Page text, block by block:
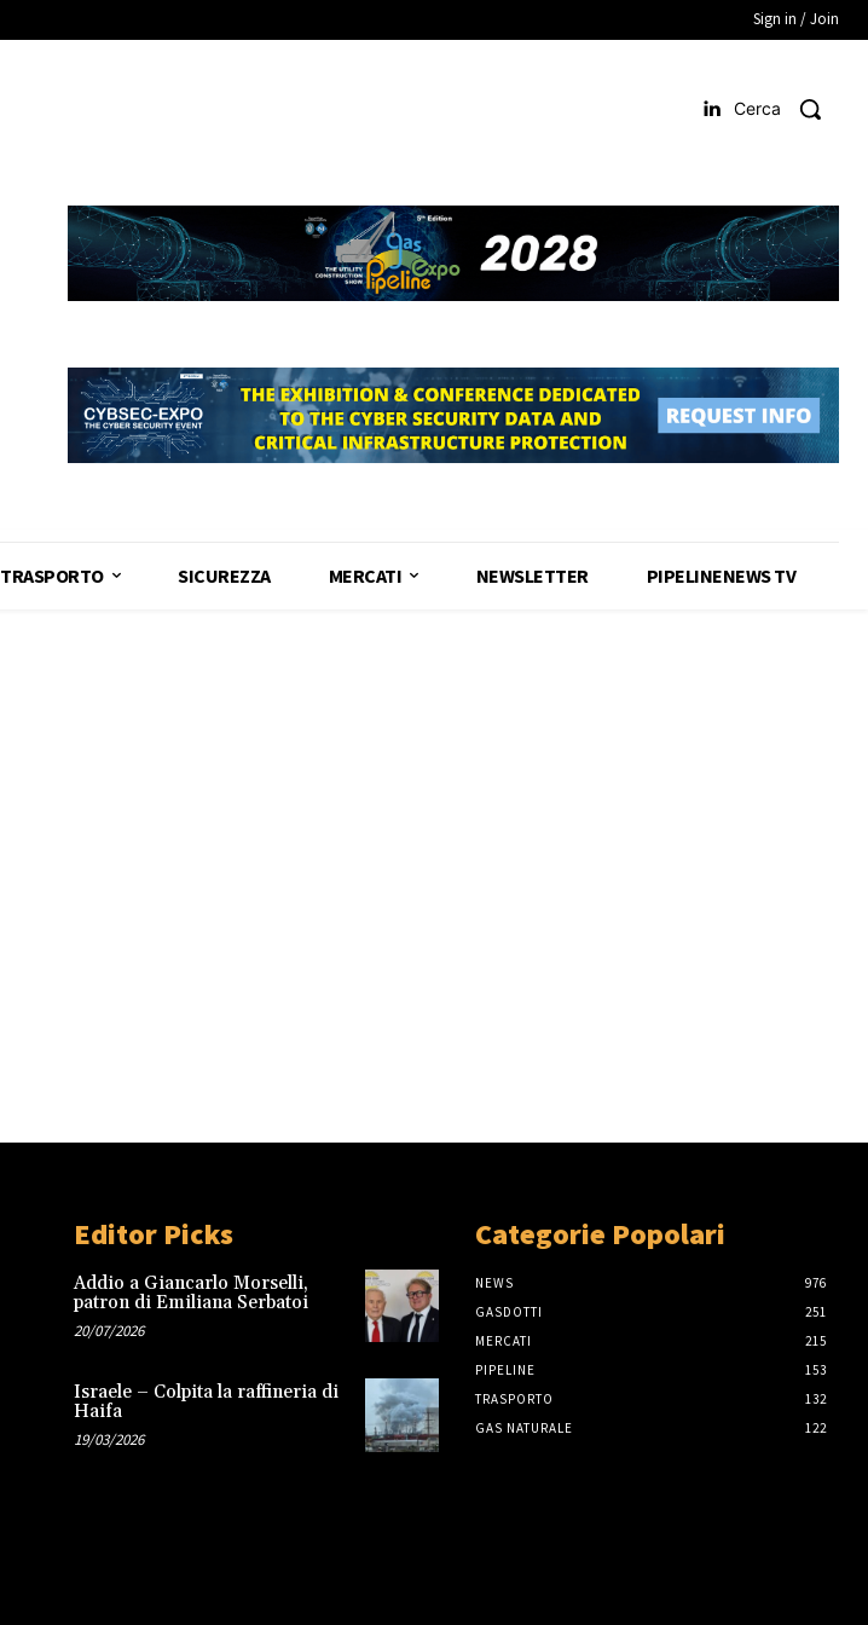
Sign in / Join
Cerca
TRASPORTO SICUREZZA MERCATI NEWSLETTER PIPELINENEWS TV
Editor Picks
Addio a Giancarlo Morselli,
patron di Emiliana Serbatoi
20/07/2026
Israele – Colpita la raffineria di
Haifa
19/03/2026
Categorie Popolari
NEWS
976
GASDOTTI
251
MERCATI
215
PIPELINE
153
TRASPORTO
132
GAS NATURALE
122